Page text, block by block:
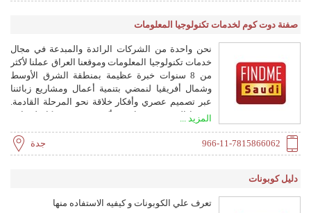
صفنة دوت كوم لخدمات تكنولوجيا المعلومات
نحن واحدة من الشركات الرائدة والمبدعة في مجال
خدمات تكنولوجيا المعلومات وموقعنا العراق عملنا لأكثر
من 8 سنوات خبرة عظيمة بمنطقة الشرق الأوسط
وشمال أفريقيا لنمضي بتنمية أعمال ومشاريع زبائننا
عبر تصميم عصري وأفكار خلاقة نحو المرحلة القادمة.
فريقنا الموهوب عمل مع أكثر من 10 شركاء ليساعد
اتخاذ القرار. نحن خدمنا وساعدنا زبائننا بأكثر من 80
مشروع بطرق وآليات فعالة وسريعة وبجودة عالية.
والرسوميات تصميم الحملات الاعلانية خدمات دعم
المزيد ...
966-11-7815866062 جدة
دليل كوبونات
تعرف علي الكوبونات و كيفيه الاستفاده منها